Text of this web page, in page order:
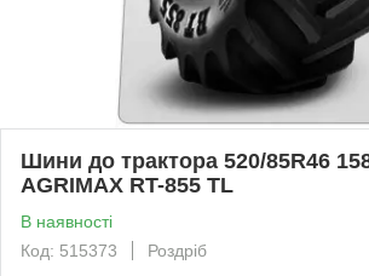
Шини до трактора 520/85R46
AGRIMAX RT-855 TL
В наявності
Код: 515373
Роздріб